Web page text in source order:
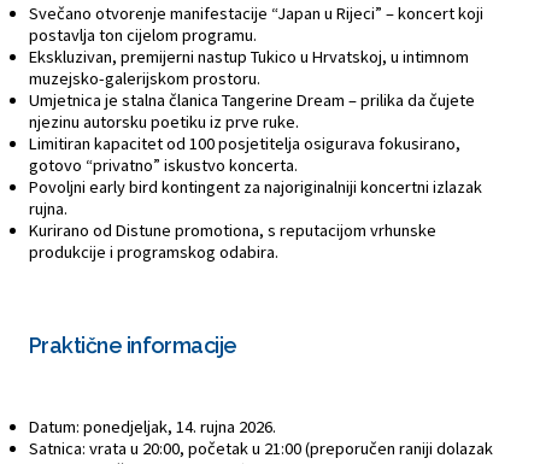
Svečano otvorenje manifestacije “Japan u Rijeci” – koncert koji
postavlja ton cijelom programu.
Ekskluzivan, premijerni nastup Tukico u Hrvatskoj, u intimnom
muzejsko-galerijskom prostoru.
Umjetnica je stalna članica Tangerine Dream – prilika da čujete
njezinu autorsku poetiku iz prve ruke.
Limitiran kapacitet od 100 posjetitelja osigurava fokusirano,
gotovo “privatno” iskustvo koncerta.
Povoljni early bird kontingent za najoriginalniji koncertni izlazak
rujna.
Kurirano od Distune promotiona, s reputacijom vrhunske
produkcije i programskog odabira.
Praktične informacije
Datum: ponedjeljak, 14. rujna 2026.
Satnica: vrata u 20:00, početak u 21:00 (preporučen raniji dolazak